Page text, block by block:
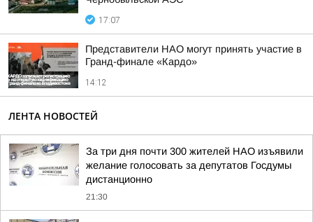
17:07
Представители НАО могут принять участие в
Гранд-финале «Кардо»
14:12
ЛЕНТА НОВОСТЕЙ
За три дня почти 300 жителей НАО изъявили
желание голосовать за депутатов Госдумы
дистанционно
21:30